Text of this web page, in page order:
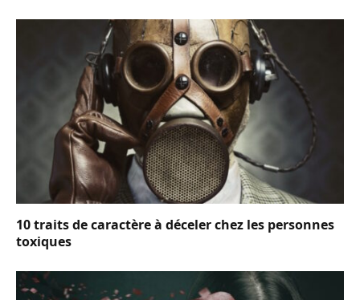
10 traits de caractère à déceler chez les personnes
toxiques